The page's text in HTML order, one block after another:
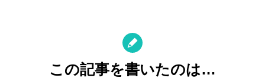
この記事を書いたのは…